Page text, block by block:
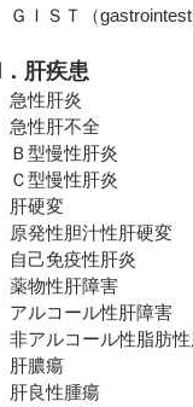
ＧＩＳＴ（
Ⅱ．肝疾患
急性肝炎
急性肝不全
Ｂ型慢性肝炎
Ｃ型慢性肝炎
肝硬変
原発性胆汁性肝硬変
自己免疫性肝炎
薬物性肝障害
アルコール性肝障害
非アルコール性脂肪性
肝膿瘍
肝良性腫瘍